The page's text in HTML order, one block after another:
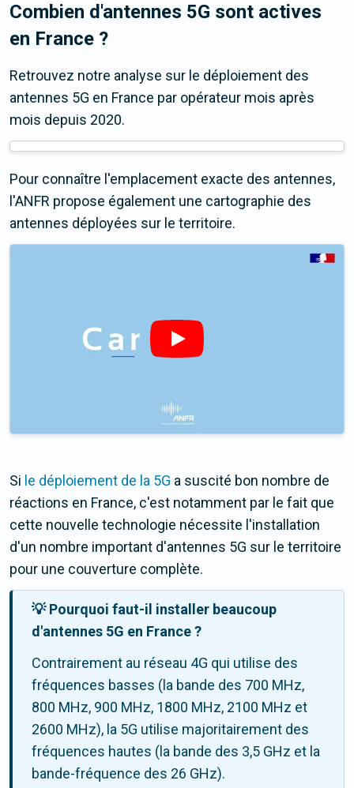
Combien d'antennes 5G sont actives
en France ?
Retrouvez notre analyse sur le déploiement des
antennes 5G en France par opérateur mois après
mois depuis 2020.
Pour connaître l'emplacement exacte des antennes,
l'ANFR propose également une cartographie des
antennes déployées sur le territoire.
Si le déploiement de la 5G a suscité bon nombre de
réactions en France, c'est notamment par le fait que
cette nouvelle technologie nécessite l'installation
d'un nombre important d'antennes 5G sur le territoire
pour une couverture complète.
💡 Pourquoi faut-il installer beaucoup
d'antennes 5G en France ?
Contrairement au réseau 4G qui utilise des
fréquences basses (la bande des 700 MHz,
800 MHz, 900 MHz, 1800 MHz, 2100 MHz et
2600 MHz), la 5G utilise majoritairement des
fréquences hautes (la bande des 3,5 GHz et la
bande-fréquence des 26 GHz).